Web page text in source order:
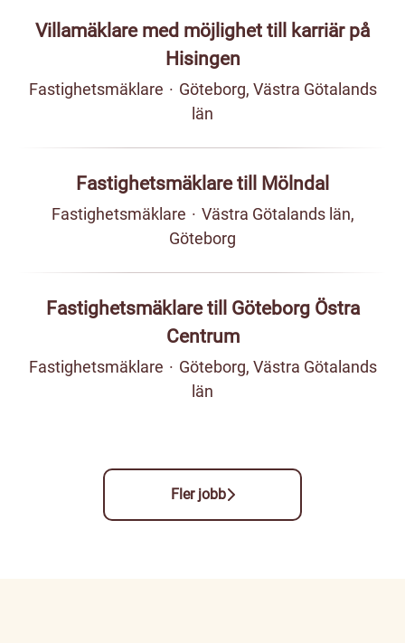
Villamäklare med möjlighet till karriär på
Hisingen
Fastighetsmäklare · Göteborg, Västra Götalands
län
Fastighetsmäklare till Mölndal
Fastighetsmäklare · Västra Götalands län,
Göteborg
Fastighetsmäklare till Göteborg Östra
Centrum
Fastighetsmäklare · Göteborg, Västra Götalands
län
Fler jobb